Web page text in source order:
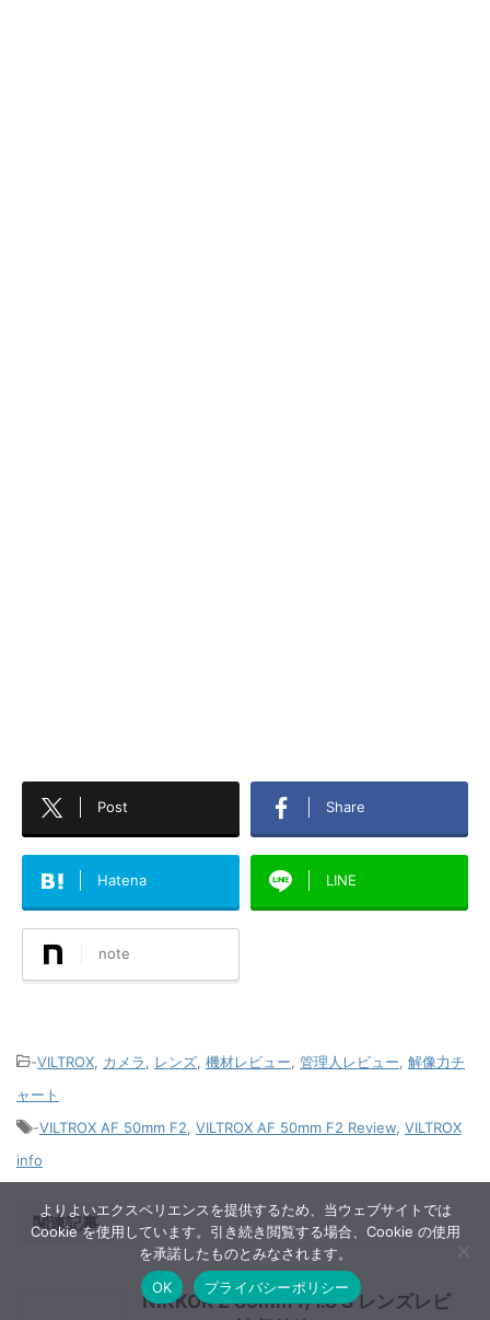
ャート
VILTROX AF 50mm F2,VILTROX AF 50mm F2 Review
よりよいエクスペリエンスを提供するため、当ウェブサイトでは
Cookie を使用しています。引き続き閲覧する場合、Cookie の使用
を承諾したものとみなされます。
OK
プライバシーポリシー